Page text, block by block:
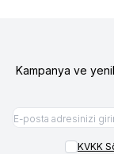
Kampanya ve
KVKK